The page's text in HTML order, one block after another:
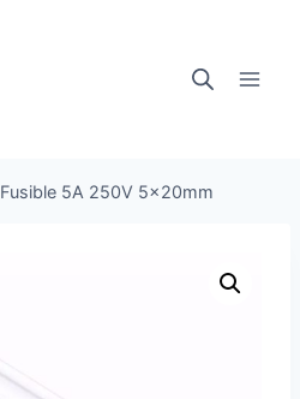
Fusible 5A 250V 5x20mm